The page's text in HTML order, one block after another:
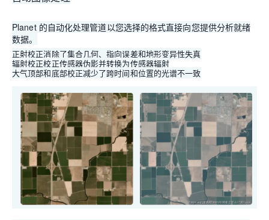
Planet 的自动化处理管道以您选择的格式直接向您提供分析就绪
数据。
正射校正消除了集合几何、指向误差和地形变异性失真
辐射校正校正传感器伪影并转换为传感器辐射
大气顶部和底部校正减少了跨时间和位置的光谱不一致